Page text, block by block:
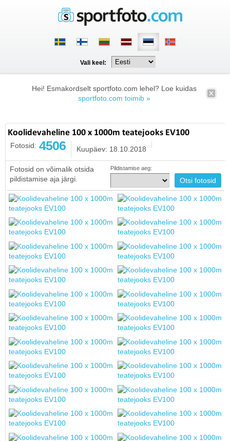
Vali keel:
Hei! Esmakordselt sportfoto.com lehel? Loe kuidas
sportfoto.com toimib »
Koolidevaheline 100 x 1000m teatejooks EV100
Fotosid: 4506 Kuupäev: 18.10.2018
Fotosid on võimalik otsida
pildistamise aja järgi.
Pildistamise aeg: